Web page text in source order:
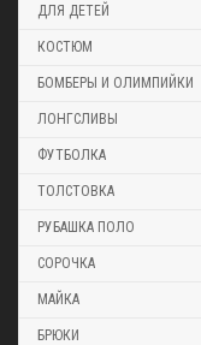
ДЛЯ ДЕТЕЙ
КОСТЮМ
БОМБЕРЫ И ОЛИМПИЙКИ
ЛОНГСЛИВЫ
ФУТБОЛКА
ТОЛСТОВКА
РУБАШКА ПОЛО
СОРОЧКА
МАЙКА
БРЮКИ